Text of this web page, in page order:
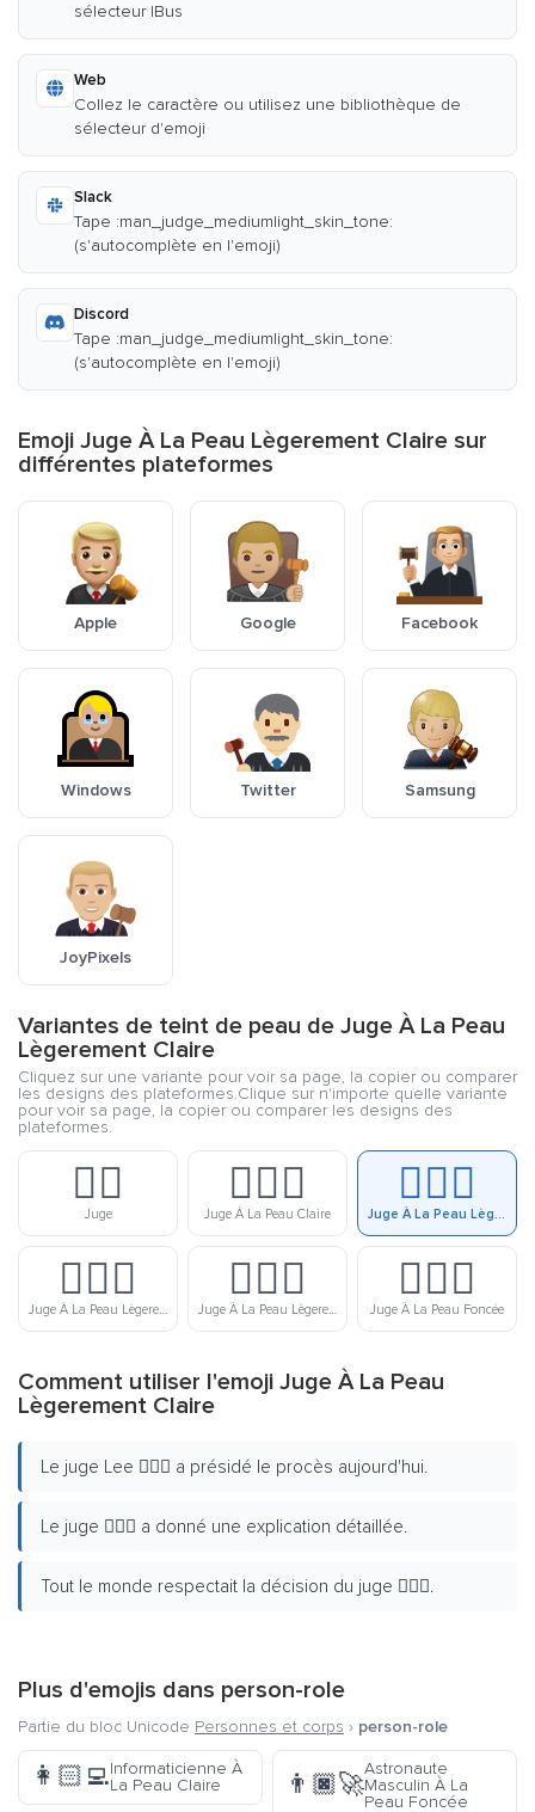
sélecteur IBus
Web
Collez le caractère ou utilisez une bibliothèque de
sélecteur d'emoji
Slack
Tape :man_judge_mediumlight_skin_tone:
(s'autocomplète en l'emoji)
Discord
Tape :man_judge_mediumlight_skin_tone:
(s'autocomplète en l'emoji)
Emoji Juge À La Peau Lègerement Claire sur
différentes plateformes
Apple Google Facebook
Windows Twitter Samsung
JoyPixels
Variantes de teint de peau de Juge À La Peau
Lègerement Claire
Cliquez sur une variante pour voir sa page, la copier ou comparer
les designs des plateformes.Clique sur n'importe quelle variante
pour voir sa page, la copier ou comparer les designs des
plateformes.
👨‍⚖️
Juge
👨🏻‍⚖️
Juge À La Peau Claire
👨🏼‍⚖️
Juge À La Peau Lègerement Claire
👨🏽‍⚖️
Juge À La Peau Lègerement Foncée
👨🏾‍⚖️
Juge À La Peau Lègerement Foncée
👨🏿‍⚖️
Juge À La Peau Foncée
Comment utiliser l'emoji Juge À La Peau
Lègerement Claire
Le juge Lee 👨🏼‍⚖️ a présidé le procès aujourd'hui.
Le juge 👨🏼‍⚖️ a donné une explication détaillée.
Tout le monde respectait la décision du juge 👨🏼‍⚖️.
Plus d'emojis dans person-role
Partie du bloc Unicode Personnes et corps › person-role
👩🏻‍💻Informaticienne À
La Peau Claire
👨🏿‍🚀
Astronaute
Masculin À La
Peau Foncée